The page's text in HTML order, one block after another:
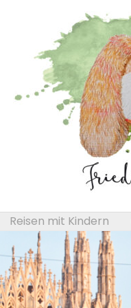
Reisen mit Kindern